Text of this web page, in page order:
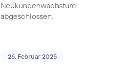
Neukundenwachstum
abgeschlossen.
26. Februar 2025